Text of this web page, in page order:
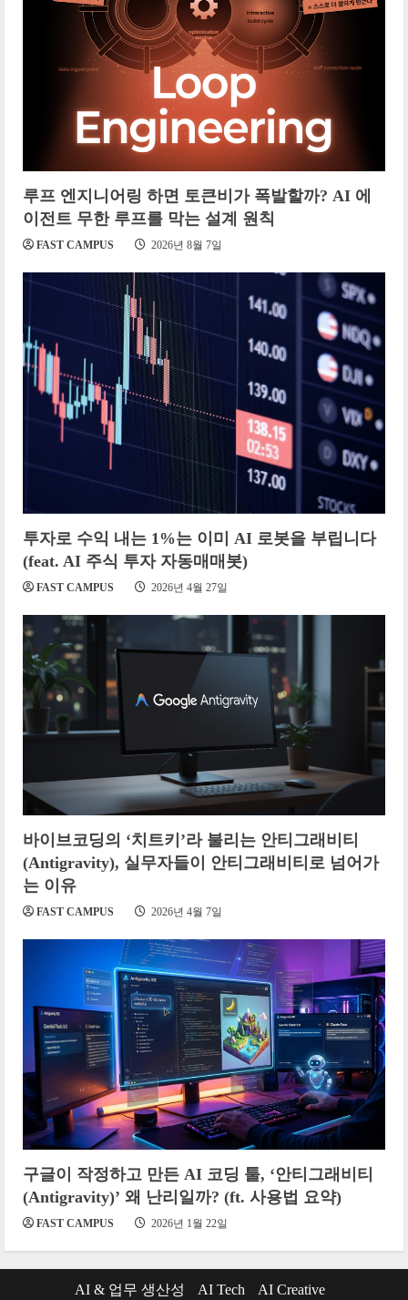
루프 엔지니어링 하면 토큰비가 폭발할까? AI 에
이전트 무한 루프를 막는 설계 원칙
FAST CAMPUS 2026년 8월 7일
투자로 수익 내는 1%는 이미 AI 로봇을 부립니다
(feat. AI 주식 투자 자동매매봇)
FAST CAMPUS 2026년 4월 27일
바이브코딩의 ‘치트키’라 불리는 안티그래비티
(Antigravity), 실무자들이 안티그래비티로 넘어가
는 이유
FAST CAMPUS 2026년 4월 7일
구글이 작정하고 만든 AI 코딩 툴, ‘안티그래비티
(Antigravity)’ 왜 난리일까? (ft. 사용법 요약)
FAST CAMPUS 2026년 1월 22일
AI & 업무 생산성 AI Tech AI Creative